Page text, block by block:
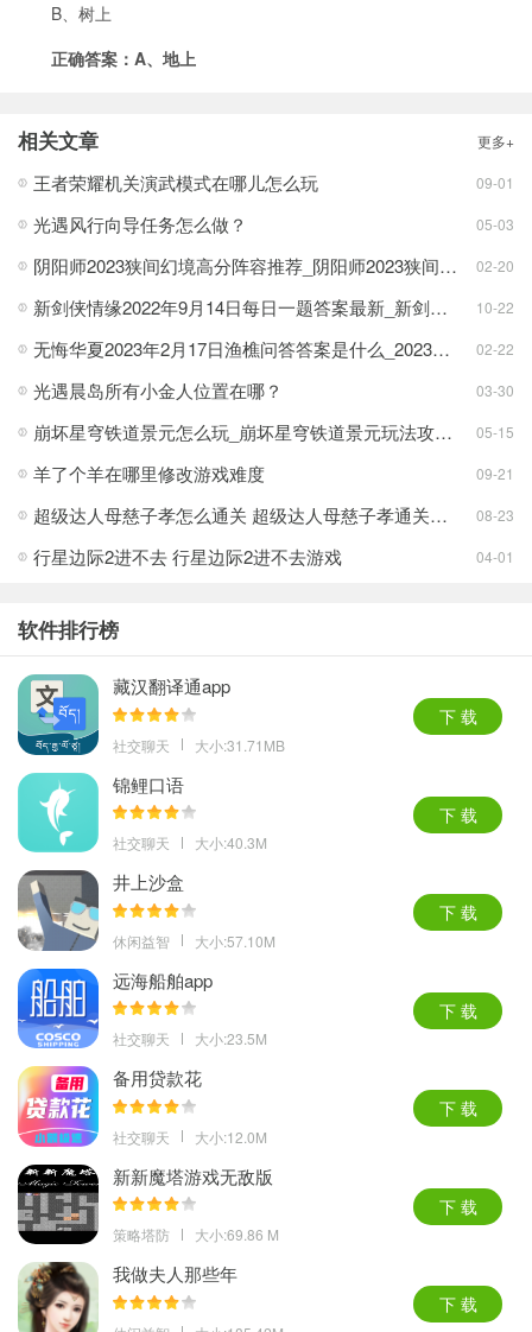
B、树上
正确答案：A、地上
相关文章 更多+
王者荣耀机关演武模式在哪儿怎么玩 09-01
光遇风行向导任务怎么做？ 05-03
阴阳师2023狭间幻境高分阵容推荐_阴阳师2023狭间幻境高分阵容攻略[多图] 02-20
新剑侠情缘2022年9月14日每日一题答案最新_新剑侠情缘9.14每日一题答案分享2022[多图] 10-22
无悔华夏2023年2月17日渔樵问答答案是什么_2023无悔华夏渔樵问答答案一览2.17[多图] 02-22
光遇晨岛所有小金人位置在哪？ 03-30
崩坏星穹铁道景元怎么玩_崩坏星穹铁道景元玩法攻略[多图] 05-15
羊了个羊在哪里修改游戏难度 09-21
超级达人母慈子孝怎么通关 超级达人母慈子孝通关攻略 08-23
行星边际2进不去 行星边际2进不去游戏 04-01
软件排行榜
藏汉翻译通app
社交聊天 大小:31.71MB
下 载
锦鲤口语
社交聊天 大小:40.3M
下 载
井上沙盒
休闲益智 大小:57.10M
下 载
远海船舶app
社交聊天 大小:23.5M
下 载
备用贷款花
社交聊天 大小:12.0M
下 载
新新魔塔游戏无敌版
策略塔防 大小:69.86 M
下 载
我做夫人那些年
下 载